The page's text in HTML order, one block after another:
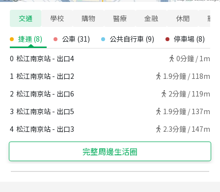
交通 學校 購物 醫療 金融 休閒 寵
捷運 (8) 公車 (31) 公共自行車 (9) 停車場 (8)
0 松江南京站 - 出口4 0分鐘 / 1m
1 松江南京站 - 出口2 1.9分鐘 / 118m
2 松江南京站 - 出口6 2分鐘 / 119m
3 松江南京站 - 出口5 1.9分鐘 / 137m
4 松江南京站 - 出口3 2.3分鐘 / 147m
完整周邊生活圈